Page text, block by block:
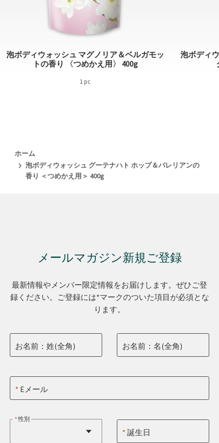
泡ボディウォッシュ マグノリア＆ベルガモッ
トの香り 〈つめかえ用〉 400g
1 pc
泡ボディ
ホーム
泡ボディウォッシュ グーテナハト ホップ＆バレリアンの
香り ＜つめかえ用＞ 400g
メールマガジン新規ご登録
最新情報やメンバー限定情報をお届けします。ぜひご登
録ください。ご登録には*マークのついた項目が必須とな
ります。
お名前：姓(全角) お名前：名(全角)
Eメール
性別
誕生日